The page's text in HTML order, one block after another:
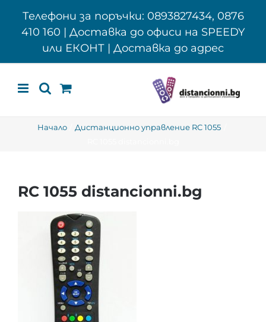
Телефони за поръчки: 0893827434, 0876
410 160 | Доставка до офиси на SPEEDY
или ЕКОНТ | Доставка до адрес
Начало
Дистанционно управление RC 1055
RC 1055 distancionni.bg